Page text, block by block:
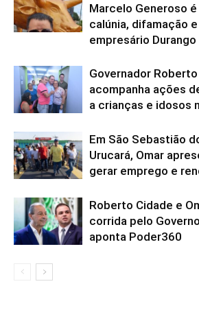
Marcelo Generoso
calúnia, difamação
empresário Durango
Governador
acompanha ações
a crianças e idosos
Em São Sebastião
Urucará, Omar
gerar emprego e
Roberto Cidade e
corrida pelo
aponta Poder360